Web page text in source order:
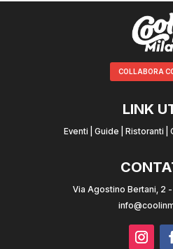
COLLABORA
LINK
Eventi Guide Ristoranti
Via Agostino Bertani, 2